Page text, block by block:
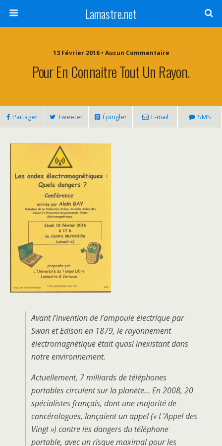
Lamastre.net
13 Février 2016 • Aucun Commentaire
Pour En Connaitre Tout Un Rayon.
Partager Tweeter Épingler E-mail SMS
Avant l’invention de l’ampoule électrique par
Swan et Edison en 1879, le rayonnement
électromagnétique était quasi inexistant dans
notre environnement.
Actuellement, 7 milliards de téléphones
portables circulent sur la planète… En 2008, 20
spécialistes français, dont une majorité de
cancérologues, lançaient un appel (« L’Appel des
Vingt ») contre les dangers du téléphone
portable, avec un risque maximal pour les